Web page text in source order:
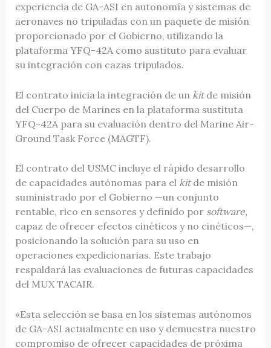
experiencia de GA-ASI en autonomía y sistemas de
aeronaves no tripuladas con un paquete de misión
proporcionado por el Gobierno, utilizando la
plataforma YFQ-42A como sustituto para evaluar
su integración con cazas tripulados.
El contrato inicia la integración de un kitde misión
del Cuerpo de Marines en la plataforma sustituta
YFQ-42A para su evaluación dentro del Marine Air-
Ground Task Force (MAGTF).
El contrato del USMC incluye el rápido desarrollo
de capacidades autónomas para el kitde misión
suministrado por el Gobierno —un conjunto
rentable, rico en sensores y definido por software,
capaz de ofrecer efectos cinéticos y no cinéticos—,
posicionando la solución para su uso en
operaciones expedicionarias. Este trabajo
respaldará las evaluaciones de futuras capacidades
del MUX TACAIR.
«Esta selección se basa en los sistemas autónomos
de GA-ASI actualmente en uso y demuestra nuestro
compromiso de ofrecer capacidades de próxima